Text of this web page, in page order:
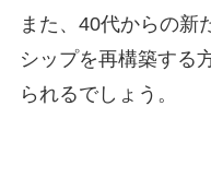
また、40代からの新
シップを再構築する
られるでしょう。